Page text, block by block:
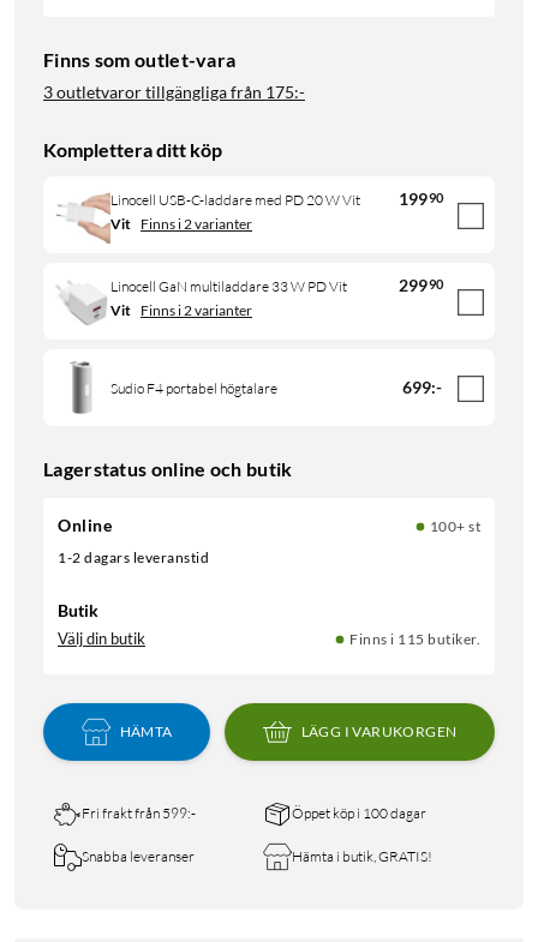
Finns som outlet-vara
3 outletvaror tillgängliga från 175:-
Komplettera ditt köp
Linocell USB-C-laddare med PD 20 W Vit 19990
Vit Finns i 2 varianter
Linocell GaN multiladdare 33 W PD Vit 29990
Vit Finns i 2 varianter
Sudio F4 portabel högtalare 699:-
Lagerstatus online och butik
Online
100+ st
1-2 dagars leveranstid
Butik
Välj din butik Finns i 115 butiker.
HÄMTA LÄGG I VARUKORGEN
Fri frakt från 599:- Öppet köp i 100 dagar
Snabba leveranser Hämta i butik, GRATIS!